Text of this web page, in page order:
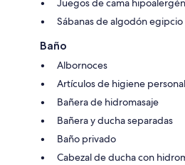
Juegos de cama
Sábanas de algodón egipcio
Baño
Albornoces
Artículos de higiene
Bañera de hidromasaje
Bañera y ducha separadas
Baño privado
Cabezal de ducha con